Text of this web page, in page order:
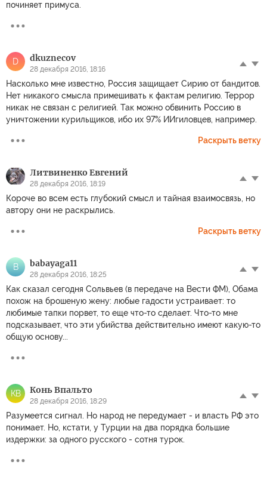
починяет примуса.
D dkuznecov
28 декабря 2016, 18:16
Насколько мне известно, Россия защищает Сирию от бандитов.
Нет никакого смысла примешивать к фактам религию. Террор
никак не связан с религией. Так можно обвинить Россию в
уничтожении курильщиков, ибо их 97% ИИгиловцев, например.
Раскрыть ветку
Литвиненко Евгений
28 декабря 2016, 18:19
Короче во всем есть глубокий смысл и тайная взаимосвязь, но
автору они не раскрылись.
Раскрыть ветку
B babayaga11
28 декабря 2016, 18:25
Как сказал сегодня Сольвьев (в передаче на Вести ФМ), Обама
похож на брошеную жену: любые гадости устраивает: то
любимые тапки порвет, то еще что-то сделает. Что-то мне
подсказывает, что эти убийства действительно имеют какую-то
общую основу...
КВ Конь Впальто
28 декабря 2016, 18:29
Разумеется сигнал. Но народ не передумает - и власть РФ это
понимает. Но, кстати, у Турции на два порядка большие
издержки: за одного русского - сотня турок.